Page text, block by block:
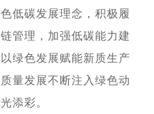
低碳发展理念，积极履
管理，加强低碳能力建
绿色发展赋能新质生产
量发展不断注入绿色动
添彩。